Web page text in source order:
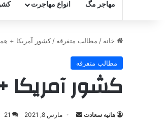
مهاجر مگ انواع مهاجرت
خانه / مطالب متفرقه / کشور آمریکا +
مطالب متفرقه
کشور آمریکا
هانیه سعادت
ارسالمارس 8, 2021 21